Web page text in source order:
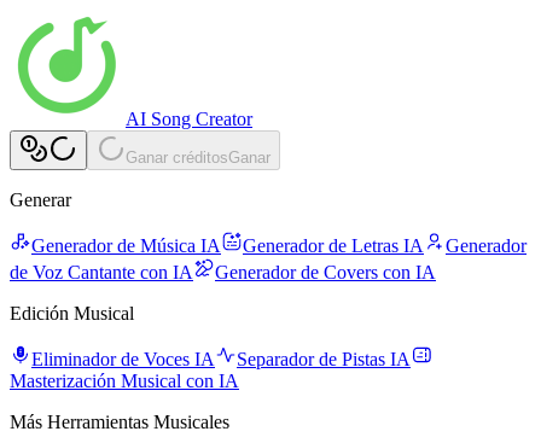
AI Song Creator
Ganar créditosGanar
Generar
Generador de Música IA Generador de Letras IA
Generador
de Voz Cantante con IA
Generador de Covers con IA
Edición Musical
Eliminador de Voces IA
Separador de Pistas IA
Masterización Musical con IA
Más Herramientas Musicales